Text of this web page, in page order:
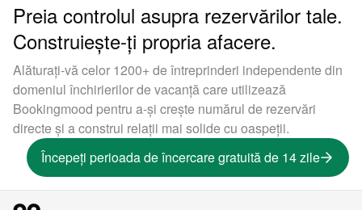
Preia controlul asupra rezervărilor tale.
Construiește-ți propria afacere.
Alăturați-vă celor 1200+ de întreprinderi independente din
domeniul închirierilor de vacanță care utilizează
Bookingmood pentru a-și crește numărul de rezervări
directe și a construi relații mai solide cu oaspeții.
Începeți perioada de încercare gratuită de 14 zile